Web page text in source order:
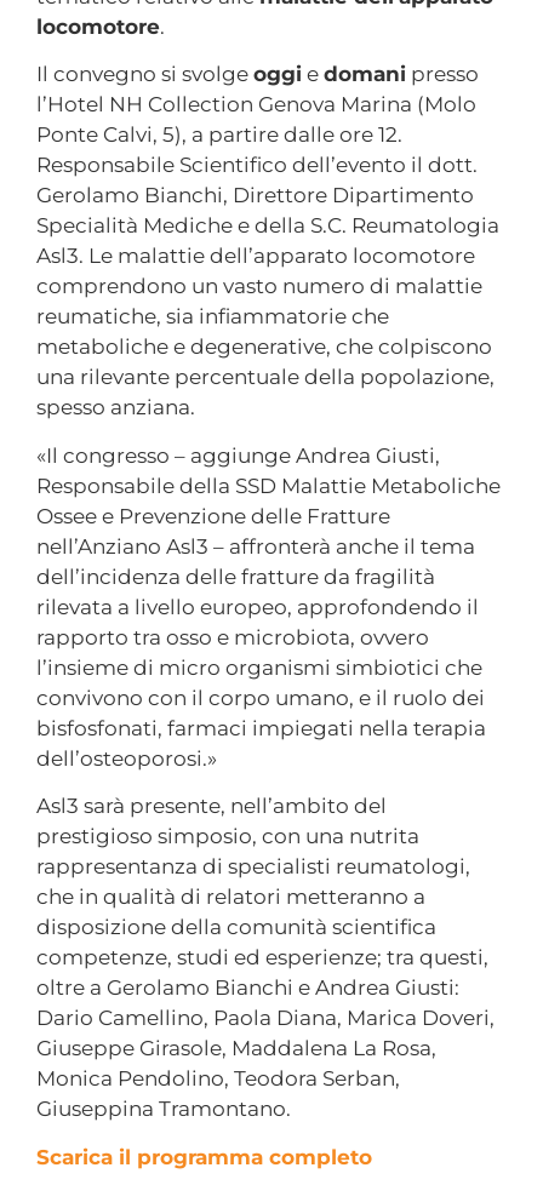
locomotore.
Il convegno si svolge oggi e domani presso
l’Hotel NH Collection Genova Marina (Molo
Ponte Calvi, 5), a partire dalle ore 12.
Responsabile Scientifico dell’evento il dott.
Gerolamo Bianchi, Direttore Dipartimento
Specialità Mediche e della S.C. Reumatologia
Asl3. Le malattie dell’apparato locomotore
comprendono un vasto numero di malattie
reumatiche, sia infiammatorie che
metaboliche e degenerative, che colpiscono
una rilevante percentuale della popolazione,
spesso anziana.
«Il congresso – aggiunge Andrea Giusti,
Responsabile della SSD Malattie Metaboliche
Ossee e Prevenzione delle Fratture
nell’Anziano Asl3 – affronterà anche il tema
dell’incidenza delle fratture da fragilità
rilevata a livello europeo, approfondendo il
rapporto tra osso e microbiota, ovvero
l’insieme di micro organismi simbiotici che
convivono con il corpo umano, e il ruolo dei
bisfosfonati, farmaci impiegati nella terapia
dell’osteoporosi.»
Asl3 sarà presente, nell’ambito del
prestigioso simposio, con una nutrita
rappresentanza di specialisti reumatologi,
che in qualità di relatori metteranno a
disposizione della comunità scientifica
competenze, studi ed esperienze; tra questi,
oltre a Gerolamo Bianchi e Andrea Giusti:
Dario Camellino, Paola Diana, Marica Doveri,
Giuseppe Girasole, Maddalena La Rosa,
Monica Pendolino, Teodora Serban,
Giuseppina Tramontano.
Scarica il programma completo